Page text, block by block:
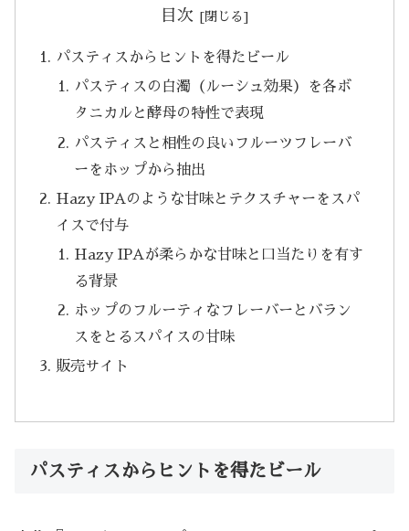
目次
パスティスからヒントを得たビール
パスティスの白濁（ルーシュ効果）を各ボ
タニカルと酵母の特性で表現
パスティスと相性の良いフルーツフレーバ
ーをホップから抽出
Hazy IPAのような甘味とテクスチャーをスパ
イスで付与
Hazy IPAが柔らかな甘味と口当たりを有す
る背景
ホップのフルーティなフレーバーとバラン
スをとるスパイスの甘味
販売サイト
パスティスからヒントを得たビール